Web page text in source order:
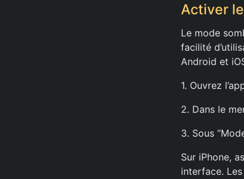
Activer
Le mode
facilité
Android et
1. Ouvrez
2. Dans le
3. Sous
Sur iPhone,
interface.